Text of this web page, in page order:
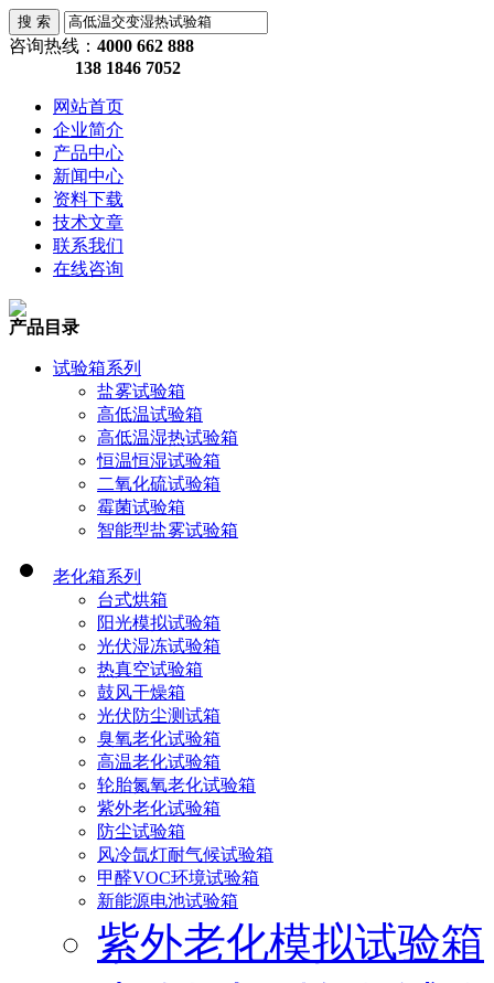
咨询热线： 4000 662 888
138 1846 7052
网站首页
企业简介
产品中心
新闻中心
资料下载
技术文章
联系我们
在线咨询
产品目录
试验箱系列
盐雾试验箱
高低温试验箱
高低温湿热试验箱
恒温恒湿试验箱
二氧化硫试验箱
霉菌试验箱
智能型盐雾试验箱
老化箱系列
台式烘箱
阳光模拟试验箱
光伏湿冻试验箱
热真空试验箱
鼓风干燥箱
光伏防尘测试箱
臭氧老化试验箱
高温老化试验箱
轮胎氮氧老化试验箱
紫外老化试验箱
防尘试验箱
风冷氙灯耐气候试验箱
甲醛VOC环境试验箱
新能源电池试验箱
紫外老化模拟试验箱